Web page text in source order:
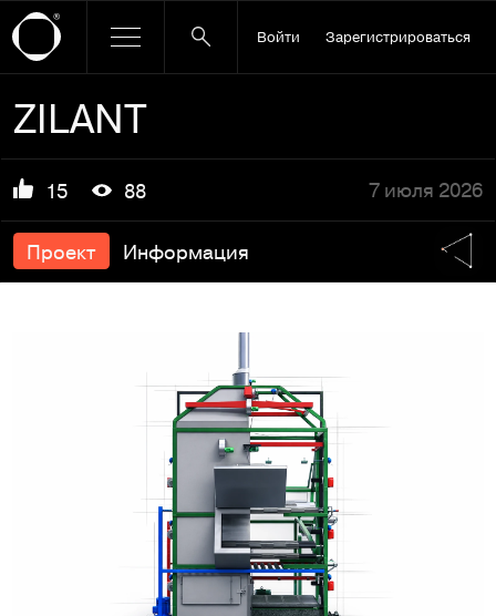
Войти Зарегистрироваться
ZILANT
15 88 7 июля 2026
Проект Информация